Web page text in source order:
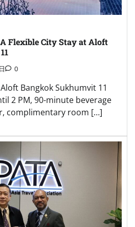
Flexible City Stay at Aloft
0
Bangkok Sukhumvit 11
2 PM, 90-minute beverage
complimentary room […]